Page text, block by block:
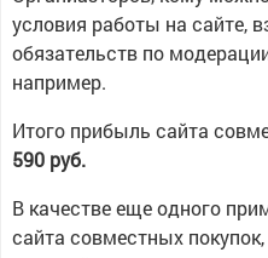
условия работы на сайте,
обязательств по
например.
Итого прибыль сайта
590 руб.
В качестве еще одного
сайта совместных